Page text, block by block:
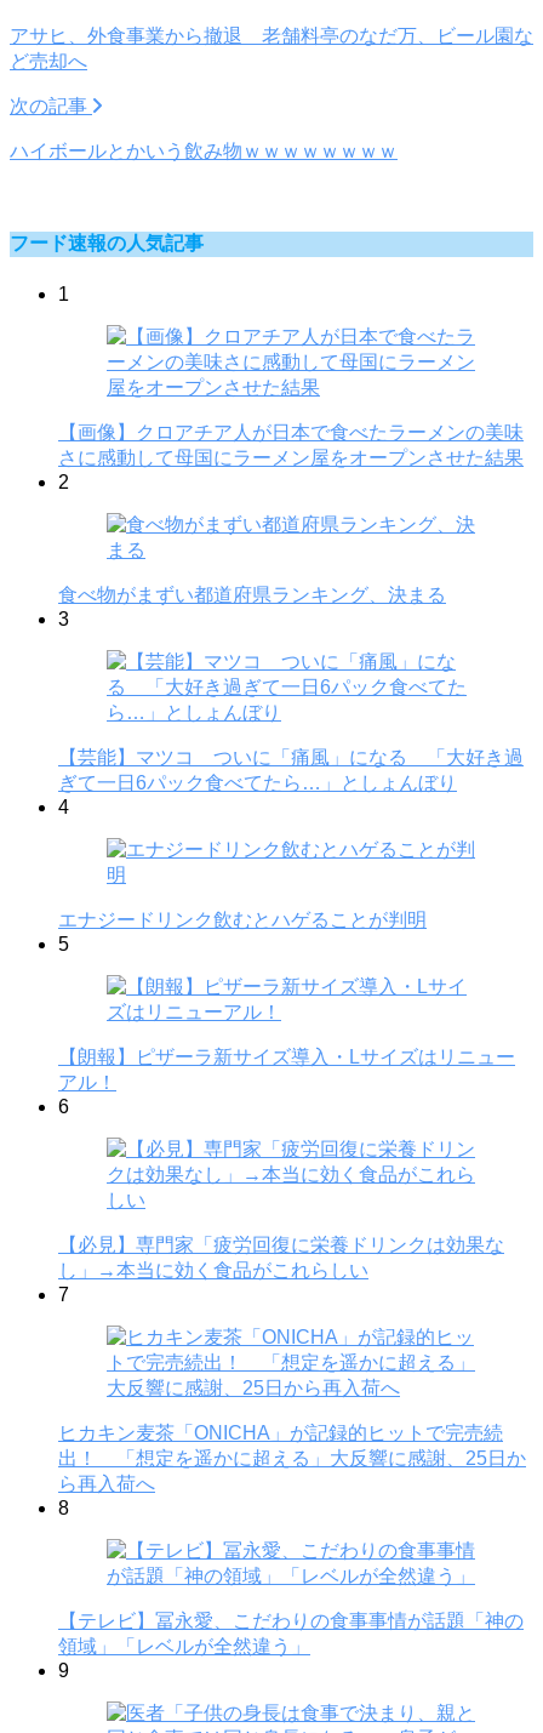
アサヒ、外食事業から撤退 老舗料亭のなだ万、ビール園な
ど売却へ
次の記事
ハイボールとかいう飲み物ｗｗｗｗｗｗｗｗ
フード速報の人気記事
1
【画像】クロアチア人が日本で食べたラーメンの美味
さに感動して母国にラーメン屋をオープンさせた結果
2
食べ物がまずい都道府県ランキング、決まる
3
【芸能】マツコ ついに「痛風」になる 「大好き過
ぎて一日6パック食べてたら…」としょんぼり
4
エナジードリンク飲むとハゲることが判明
5
【朗報】ピザーラ新サイズ導入・Lサイズはリニュー
アル！
6
【必見】専門家「疲労回復に栄養ドリンクは効果な
し」→本当に効く食品がこれらしい
7
ヒカキン麦茶「ONICHA」が記録的ヒットで完売続
出！ 「想定を遥かに超える」大反響に感謝、25日か
ら再入荷へ
8
【テレビ】冨永愛、こだわりの食事事情が話題「神の
領域」「レベルが全然違う」
9